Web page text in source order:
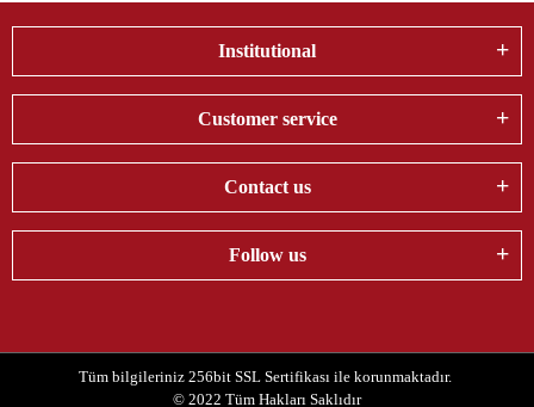
Institutional
Customer service
Contact us
Follow us
Tüm bilgileriniz 256bit SSL Sertifikası ile korunmaktadır.
© 2022 Tüm Hakları Saklıdır